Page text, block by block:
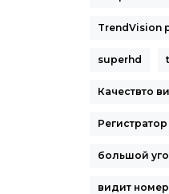
TrendVision
superhd
Качествто
большой
видит номер